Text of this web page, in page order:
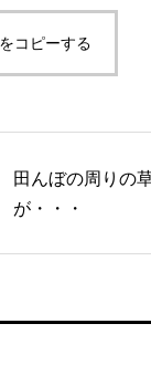
コピーする
田んぼの周りの
が・・・